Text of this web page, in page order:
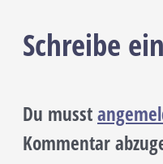
Schreibe
Du musst
Kommentar